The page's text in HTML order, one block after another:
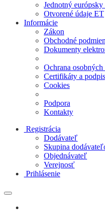
Jednotný
Otvorené údaje ET
Informácie
Zákon
Obchodné
Dokumenty
Ochrana
Certifikáty a
Cookies
Podpora
Kontakty
Registrácia
Dodávateľ
Skupina
Objednávateľ
Verejnosť
Prihlásenie